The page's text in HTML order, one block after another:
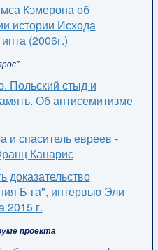
Кэмерона об
истории Исхода
(2006г.)
Польский стыд и
Об антисемитизме
и спаситель евреев -
Канарис
доказательство
Б-га", интервью Эли
2015 г.
проекта